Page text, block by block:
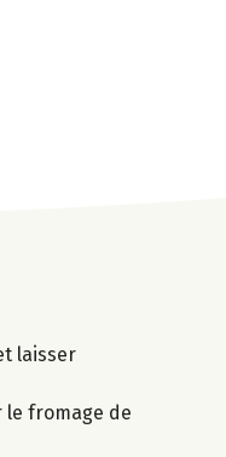
laisser
le fromage de